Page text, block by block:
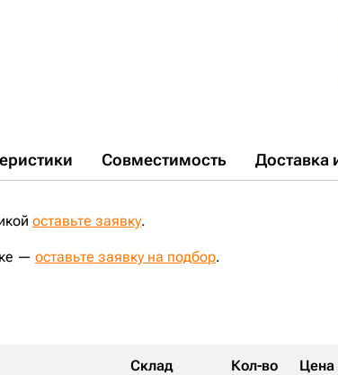
Совместимость Доставка
оставьте заявку.
— оставьте заявку на подбор.
Склад Кол-во Цена